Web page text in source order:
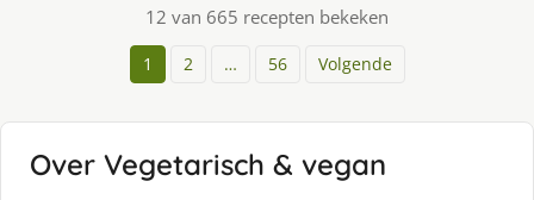
12 van 665 recepten bekeken
1 2 … 56 Volgende
Over Vegetarisch & vegan